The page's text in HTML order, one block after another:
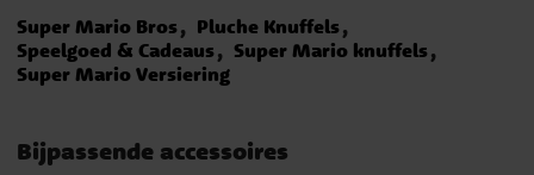
Super Mario Bros
Pluche Knuffels
Speelgoed & Cadeaus
Super Mario knuffels
Super Mario Versiering
Bijpassende accessoires